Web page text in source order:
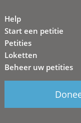
Help
Start een petitie
Petities
Loketten
Beheer uw petities